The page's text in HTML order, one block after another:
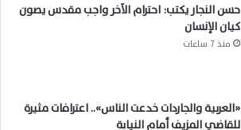
حسن النجار يكتب: احترام الآخر واجب مقدس يصون
كيان الإنسان
منذ 7 ساعات
«العربية والجاردات خدعت الناس».. اعترافات مثيرة
للقاضي المزيف أمام النيابة